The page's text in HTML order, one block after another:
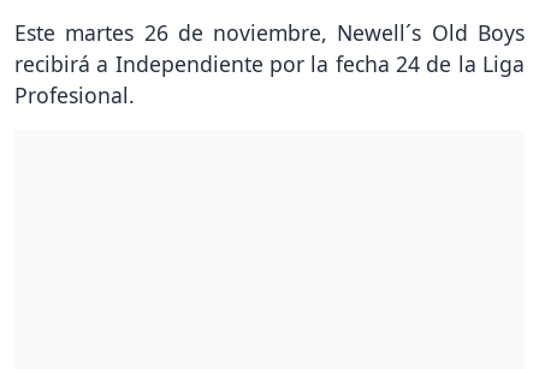
Este martes 26 de noviembre, Newell´s Old Boys
recibirá a Independiente por la fecha 24 de la Liga
Profesional.